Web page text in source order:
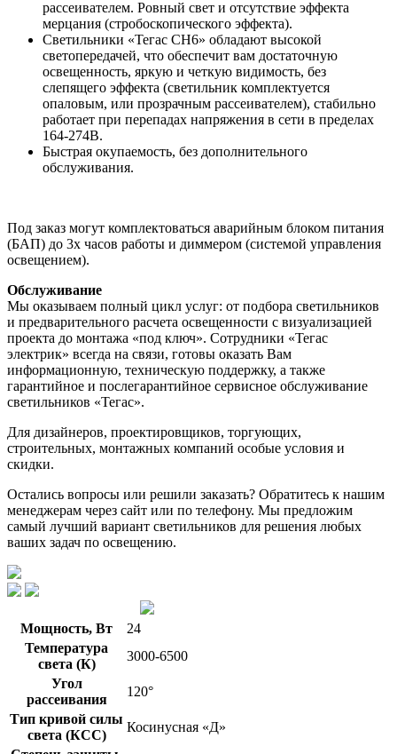
рассеивателем. Ровный свет и отсутствие эффекта
мерцания (стробоскопического эффекта).
Светильники «Тегас СН6» обладают высокой
светопередачей, что обеспечит вам достаточную
освещенность, яркую и четкую видимость, без
слепящего эффекта (светильник комплектуется
опаловым, или прозрачным рассеивателем), стабильно
работает при перепадах напряжения в сети в пределах
164-274В.
Быстрая окупаемость, без дополнительного
обслуживания.
Под заказ могут комплектоваться аварийным блоком питания
(БАП) до 3х часов работы и диммером (системой управления
освещением).
Обслуживание
Мы оказываем полный цикл услуг: от подбора светильников
и предварительного расчета освещенности с визуализацией
проекта до монтажа «под ключ». Сотрудники «Тегас
электрик» всегда на связи, готовы оказать Вам
информационную, техническую поддержку, а также
гарантийное и послегарантийное сервисное обслуживание
светильников «Тегас».
Для дизайнеров, проектировщиков, торгующих,
строительных, монтажных компаний особые условия и
скидки.
Остались вопросы или решили заказать? Обратитесь к нашим
менеджерам через сайт или по телефону. Мы предложим
самый лучший вариант светильников для решения любых
ваших задач по освещению.
Мощность, Вт
24
Температура
света (К)
3000-6500
Угол
рассеивания
120°
Тип кривой силы
света (КСС)
Косинусная «Д»